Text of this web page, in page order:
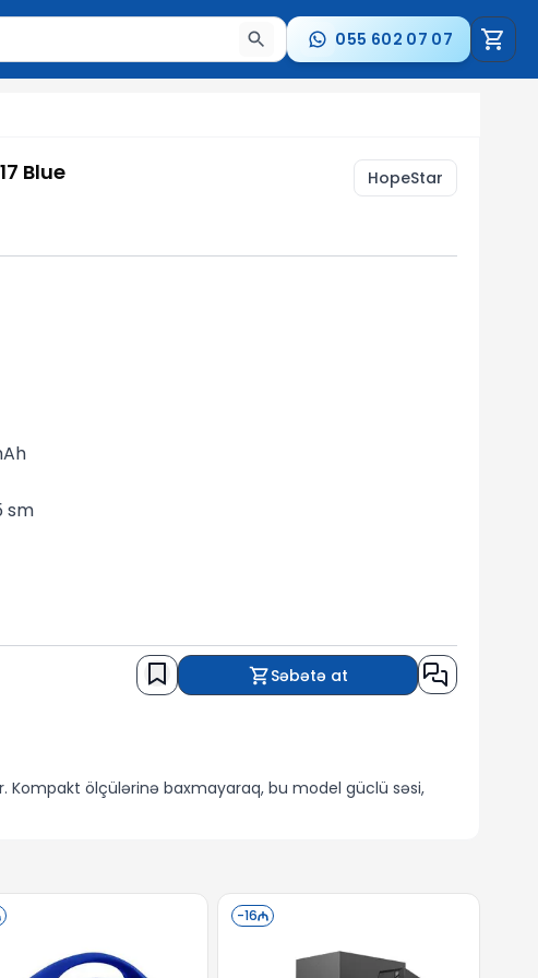
və ya nəticələr arasında keçid etmək üçün ox
055 602 07 07
Blue HopeStar
sm
Səbətə at
Kompakt ölçülərinə baxmayaraq, bu model güclü səsi,
daha da rahat və universal edir.
enerjidən asılılığınızı minimuma endirir. IPX6
etibarlı seçimə çevirir.
təqdim edir. Estetik dizaynı və mavi rəngi ilə də göz
-16